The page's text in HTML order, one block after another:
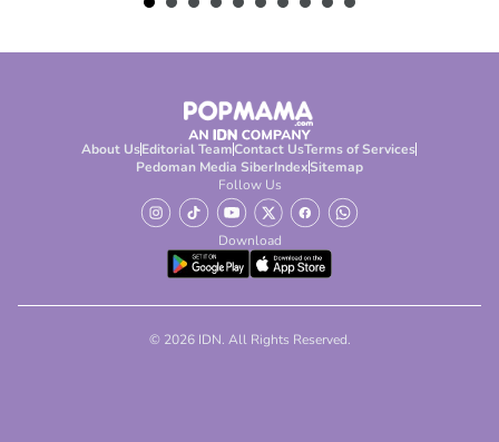
About UsEditorial TeamContact UsTerms of Services
Pedoman Media SiberIndexSitemap
Follow Us
Download
© 2026 IDN. All Rights Reserved.